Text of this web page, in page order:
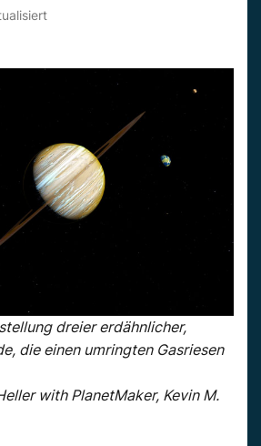
dreier erdähnlicher,
die einen umringten Gasriesen
with PlanetMaker, Kevin M.